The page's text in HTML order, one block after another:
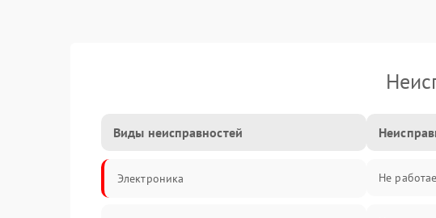
Виды неисправностей
Электроника Не